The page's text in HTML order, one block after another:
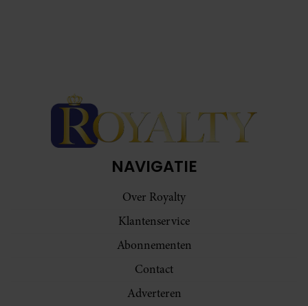
NAVIGATIE
Over Royalty
Klantenservice
Abonnementen
Contact
Adverteren